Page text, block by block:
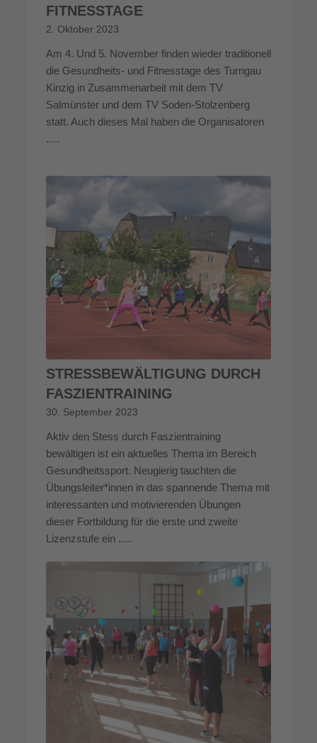
FITNESSTAGE
2. Oktober 2023
Am 4. Und 5. November finden wieder traditionell
die Gesundheits- und Fitnesstage des Turngau
Kinzig in Zusammenarbeit mit dem TV
Salmünster und dem TV Soden-Stolzenberg
statt. Auch dieses Mal haben die Organisatoren
.....
STRESSBEWÄLTIGUNG DURCH
FASZIENTRAINING
30. September 2023
Aktiv den Stess durch Faszientraining
bewältigen ist ein aktuelles Thema im Bereich
Gesundheitssport. Neugierig tauchten die
Übungsleiter*innen in das spannende Thema mit
interessanten und motivierenden Übungen
dieser Fortbildung für die erste und zweite
Lizenzstufe ein .....